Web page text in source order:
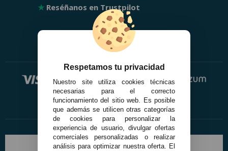
★ Reséñanos en Trustpilot
Respetamos tu privacidad
Nuestro site utiliza cookies técnicas
necesarias para el correcto
funcionamiento del sitio web. Es posible
que además se utilicen otras categorías
de cookies para personalizar la
experiencia de usuario, divulgar ofertas
comerciales personalizadas o realizar
análisis para optimizar nuestra oferta. El